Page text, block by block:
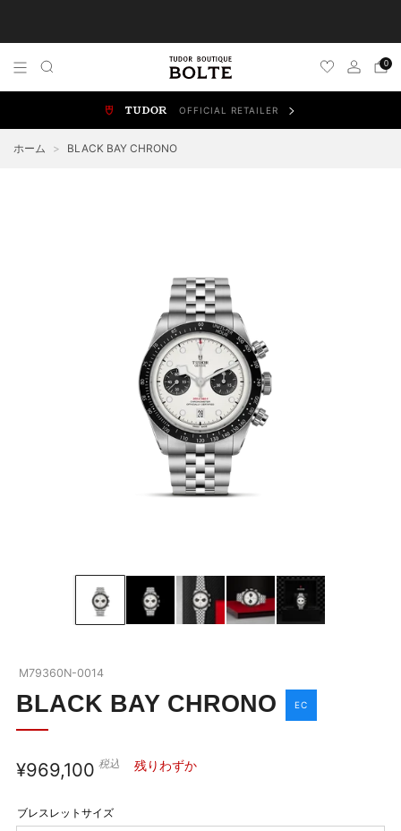
0
OFFICIAL RETAILER
OUR BOUTIQUE
SHOP BLOG
お問い合わせ
NEW WATCHES ブラックベイ
ブラックベイを詳しく見る
チューダーウォッチの全商品を見る
ホーム > BLACK BAY CHRONO
M79360N-0014
BLACK BAY CHRONO EC
通
価
¥969,100 税込 残りわずか